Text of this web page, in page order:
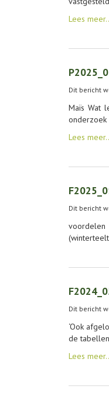
Lees
Dit bericht
Maïs Wat
onderzoek
Lees
Dit bericht
voordelen
Dit bericht
‘Ook
de
Lees